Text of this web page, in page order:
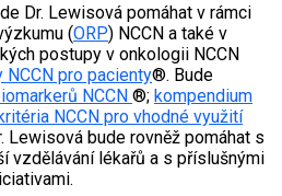
Dr. Lewisová pomáhat v rámci
(ORP) NCCN a také v
postupy v onkologii NCCN
NCCN pro pacienty®. Bude
NCCN ®; kompendium
NCCN pro vhodné využití
Lewisová bude rovněž pomáhat s
vzdělávání lékařů a s příslušnými